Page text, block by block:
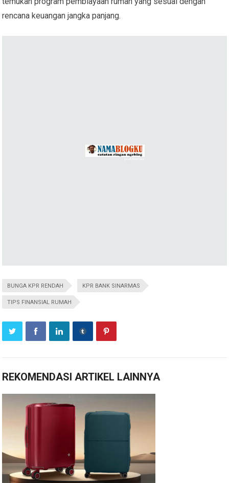
rencana keuangan jangka panjang.
BUNGA KPR RENDAH KPR BANK SINARMAS
TIPS FINANSIAL RUMAH
REKOMENDASI ARTIKEL LAINNYA